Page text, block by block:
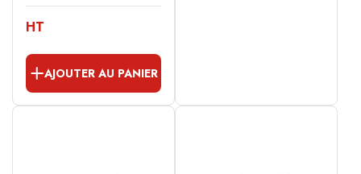
HT
AJOUTER AU PANIER